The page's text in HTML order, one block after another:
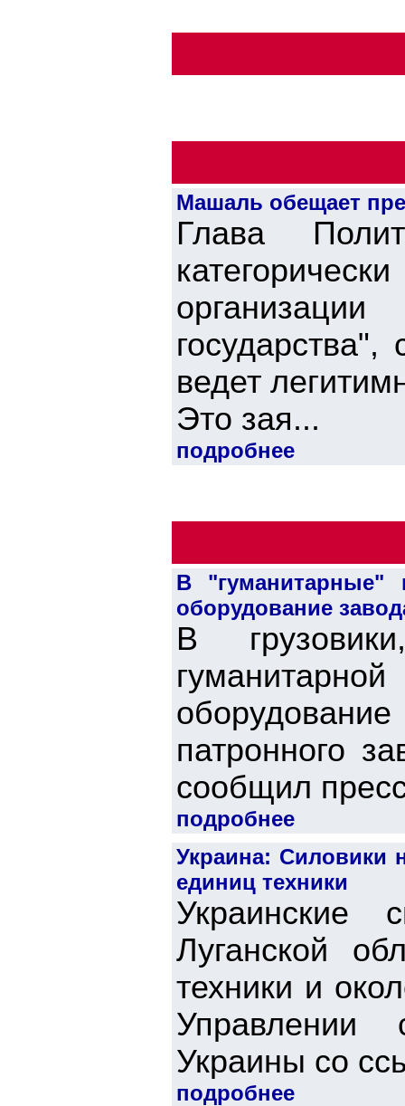
Машаль обещает
Глава
ведет
Это зая...
подробнее
В "гуманитарные"
оборудование
В
оборудование
патронного
сообщил
подробнее
Украина: Силовики
единиц техники
Украинские
Луганской
техники и
Украины со
подробнее